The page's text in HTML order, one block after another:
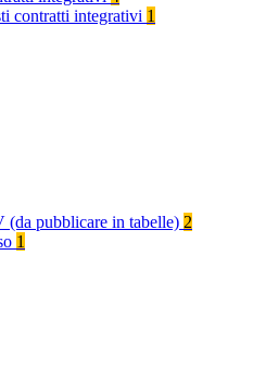
contratti integrativi 1
(da pubblicare in tabelle) 2
1